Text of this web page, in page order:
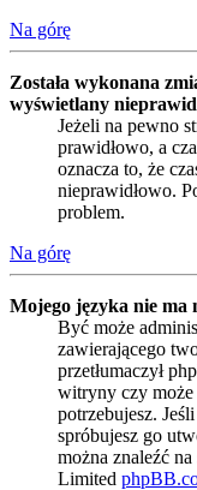
Na górę
Została wykonana
wyświetlany
Jeżeli na pewno
prawidłowo, a
oznacza to, że
nieprawidłowo.
problem.
Na górę
Mojego języka nie ma
Być może
zawierającego
przetłumaczył
witryny czy
potrzebujesz.
spróbujesz go
można znaleźć
Limited